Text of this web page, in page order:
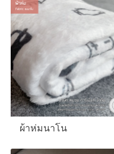
ผ้าห่มนาโน